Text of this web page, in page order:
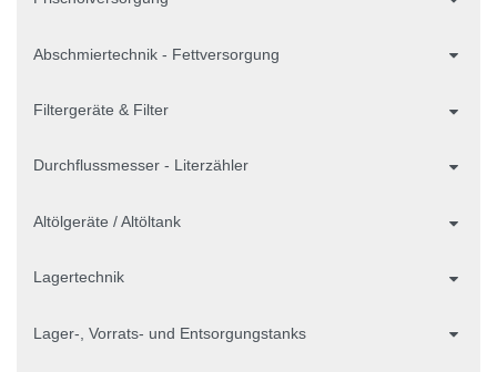
Abschmiertechnik - Fettversorgung
Filtergeräte & Filter
Durchflussmesser - Literzähler
Altölgeräte / Altöltank
Lagertechnik
Lager-, Vorrats- und Entsorgungstanks